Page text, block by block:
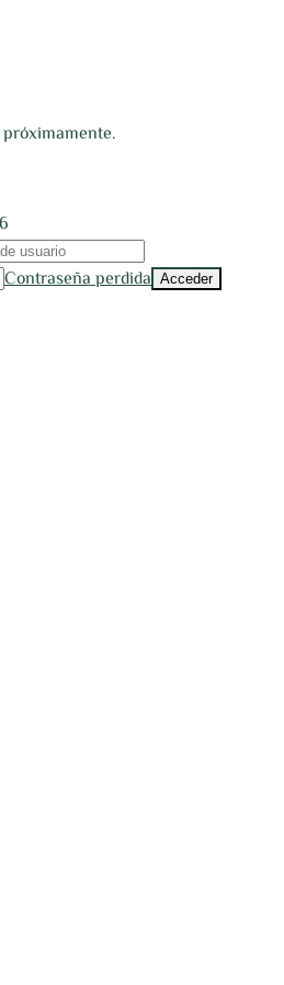
Contraseña perdida